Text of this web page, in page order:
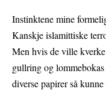
Instinktene mine
Kanskje islamittiske
Men hvis de ville
gullring og
diverse papirer så